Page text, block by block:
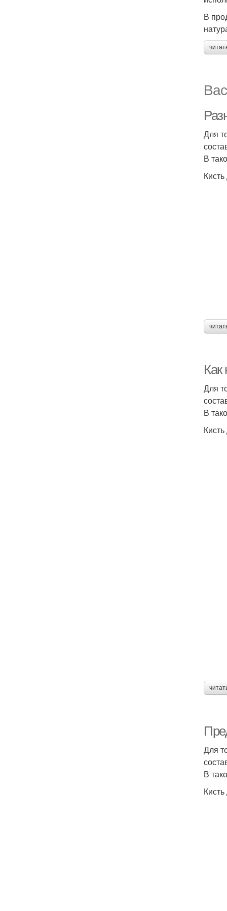
В
Для
В
Как
Для
В
Для
В